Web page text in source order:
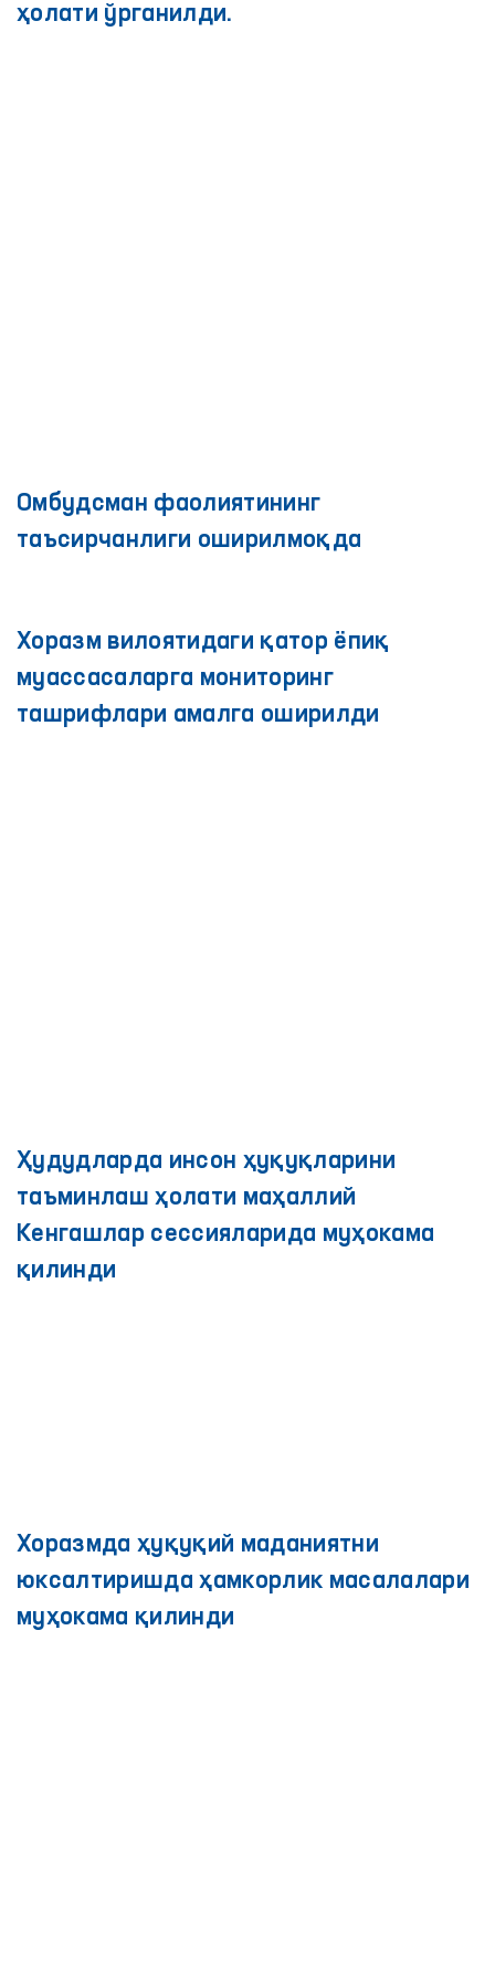
ҳолати ўрганилди.
Омбудсман фаолиятининг
таъсирчанлиги оширилмоқда
Хоразм вилоятидаги қатор ёпиқ
муассасаларга мониторинг
ташрифлари амалга оширилди
Ҳудудларда инсон ҳуқуқларини
таъминлаш ҳолати маҳаллий
Кенгашлар сессияларида муҳокама
қилинди
Хоразмда ҳуқуқий маданиятни
юксалтиришда ҳамкорлик масалалари
муҳокама қилинди